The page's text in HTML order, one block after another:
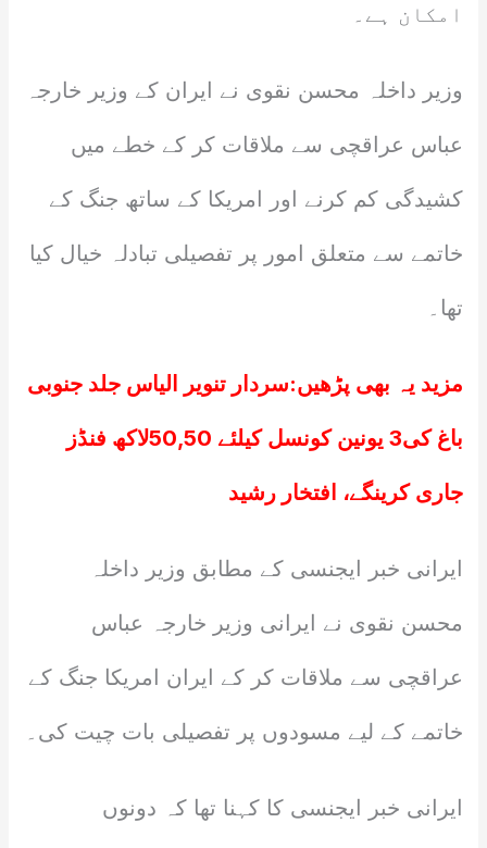
امکان ہے۔
وزیر داخلہ محسن نقوی نے ایران کے وزیر خارجہ
عباس عراقچی سے ملاقات کر کے خطے میں
کشیدگی کم کرنے اور امریکا کے ساتھ جنگ کے
خاتمے سے متعلق امور پر تفصیلی تبادلہ خیال کیا
تھا۔
مزید یہ بھی پڑھیں:سردار تنویر الیاس جلد جنوبی
باغ کی3 یونین کونسل کیلئے 50,50لاکھ فنڈز
جاری کرینگے، افتخار رشید
ایرانی خبر ایجنسی کے مطابق وزیر داخلہ
محسن نقوی نے ایرانی وزیر خارجہ عباس
عراقچی سے ملاقات کر کے ایران امریکا جنگ کے
خاتمے کے لیے مسودوں پر تفصیلی بات چیت کی۔
ایرانی خبر ایجنسی کا کہنا تھا کہ دونوں